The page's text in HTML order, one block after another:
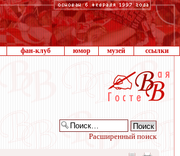
фан-клуб юмор музей ссылки
Расширенный поиск